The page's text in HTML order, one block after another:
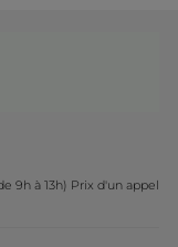
9h à 13h) Prix d'un appel